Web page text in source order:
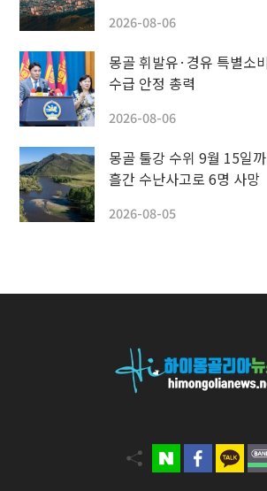
2026-08-06
몽골 휘발유·경유 특별소
수급 안정 총력
2026-08-06
몽골 툴강 수위 9월 15일
흘간 수난사고로 6명 사망
2026-08-05